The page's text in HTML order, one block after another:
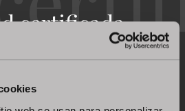
certificada